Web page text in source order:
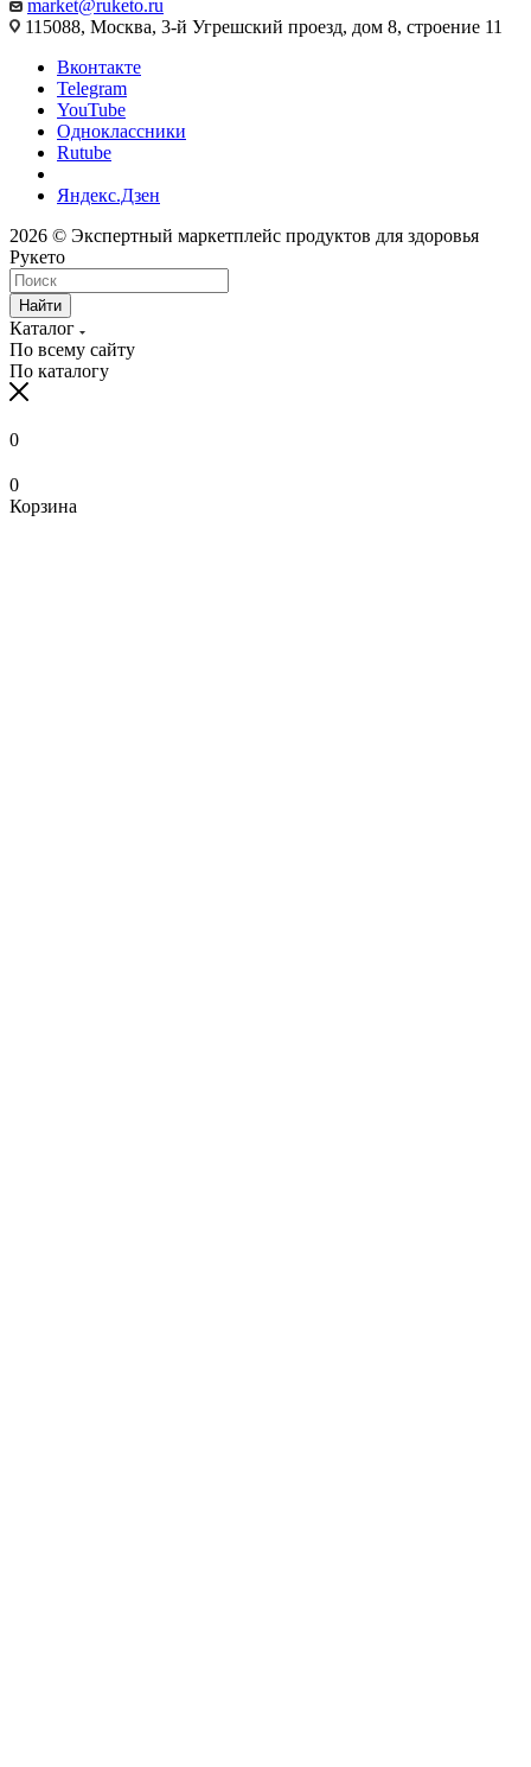
market@ruketo.ru
115088, Москва, 3-й Угрешский проезд, дом 8, строение 11
Вконтакте
Telegram
YouTube
Одноклассники
Rutube
Яндекс.Дзен
2026 © Экспертный маркетплейс продуктов для здоровья
Рукето
Найти
Каталог
По всему сайту
По каталогу
0
0
Корзина